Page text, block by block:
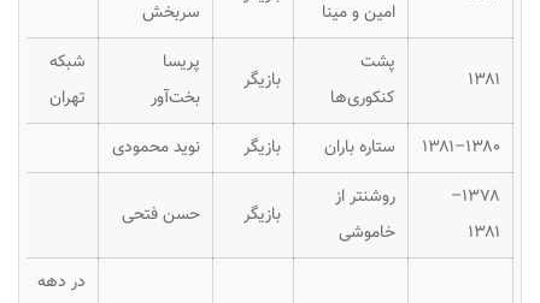
امین و مینا
سربخش
۱۳۸۱
پشت
کنکوری‌ها
بازیگر
پریسا
بخت‌آور
شبکه
تهران
۱۳۸۰–۱۳۸۱
ستاره باران بازیگر
نوید محمودی
۱۳۷۸–
۱۳۸۱
روشنتر از
خاموشی
بازیگر حسن فتحی
در دهه